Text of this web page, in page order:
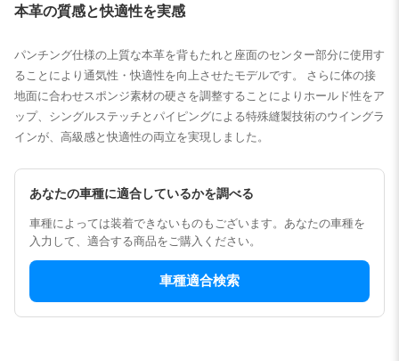
本革の質感と快適性を実感
パンチング仕様の上質な本革を背もたれと座面のセンター部分に使用す
ることにより通気性・快適性を向上させたモデルです。 さらに体の接
地面に合わせスポンジ素材の硬さを調整することによりホールド性をア
ップ、シングルステッチとパイピングによる特殊縫製技術のウイングラ
インが、高級感と快適性の両立を実現しました。
あなたの車種に適合しているかを調べる
車種によっては装着できないものもございます。あなたの車種を
入力して、適合する商品をご購入ください。
車種適合検索